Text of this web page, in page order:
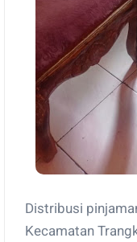
Distribusi
Kecamatan